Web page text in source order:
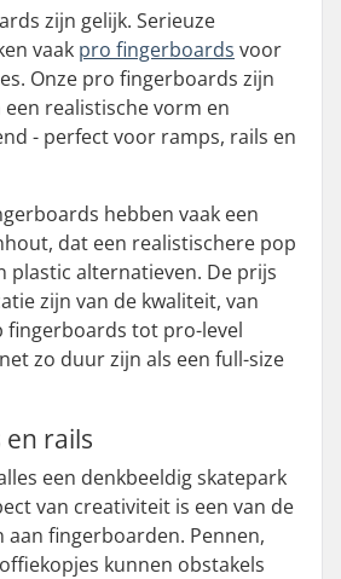
zijn gelijk. Serieuze
vaak pro fingerboards voor
Onze pro fingerboards zijn
realistische vorm en
- perfect voor ramps, rails en
hebben vaak een
dat een realistischere pop
plastic alternatieven. De prijs
zijn van de kwaliteit, van
fingerboards tot pro-level
zo duur zijn als een full-size
rails
een denkbeeldig skatepark
van creativiteit is een van de
aan fingerboarden. Pennen,
kunnen obstakels